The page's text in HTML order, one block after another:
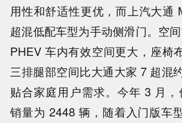
用性和舒适性更优，而上汽大通
超混低配车型为手动侧滑门。空
PHEV 车内有效空间更大，座椅
三排腿部空间比大通大家 7 超混
贴合家庭用户需求。今年 3 月
销量为 2448 辆，随着入门版车